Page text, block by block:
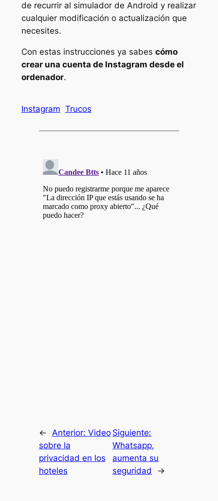
de recurrir al simulador de Android y realizar
cualquier modificación o actualización que
necesites.
Con estas instrucciones ya sabes cómo
crear una cuenta de Instagram desde el
ordenador.
Instagram Trucos
← Anterior: Video
sobre la
privacidad en los
hoteles
Siguiente:
Whatsapp,
aumenta su
seguridad
→